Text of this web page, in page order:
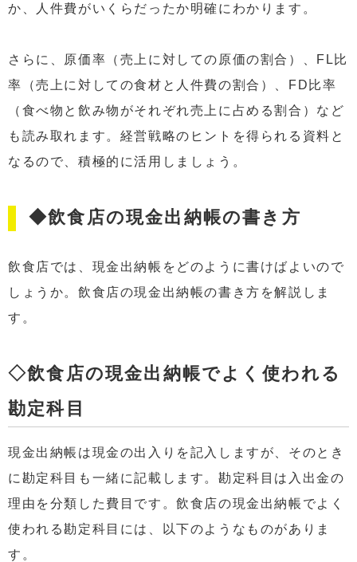
か、人件費がいくらだったか明確にわかります。
さらに、原価率（売上に対しての原価の割合）、FL比
率（売上に対しての食材と人件費の割合）、FD比率
（食べ物と飲み物がそれぞれ売上に占める割合）など
も読み取れます。経営戦略のヒントを得られる資料と
なるので、積極的に活用しましょう。
◆飲食店の現金出納帳の書き方
飲食店では、現金出納帳をどのように書けばよいので
しょうか。飲食店の現金出納帳の書き方を解説しま
す。
◇飲食店の現金出納帳でよく使われる
勘定科目
現金出納帳は現金の出入りを記入しますが、そのとき
に勘定科目も一緒に記載します。勘定科目は入出金の
理由を分類した費目です。飲食店の現金出納帳でよく
使われる勘定科目には、以下のようなものがありま
す。